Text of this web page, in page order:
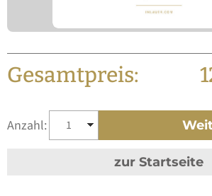
Gesamtpreis:
Anzahl:
zur Startseite